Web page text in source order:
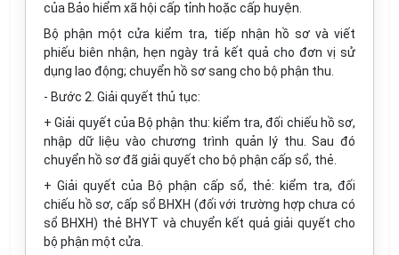
của Bảo hiểm xã hội cấp tỉnh hoặc cấp huyện.
Bộ phận một cửa kiểm tra, tiếp nhận hồ sơ và viết
phiếu biên nhận, hẹn ngày trả kết quả cho đơn vị sử
dụng lao động; chuyển hồ sơ sang cho bộ phận thu.
- Bước 2. Giải quyết thủ tục:
+ Giải quyết của Bộ phận thu: kiểm tra, đối chiếu hồ sơ,
nhập dữ liệu vào chương trình quản lý thu. Sau đó
chuyển hồ sơ đã giải quyết cho bộ phận cấp sổ, thẻ.
+ Giải quyết của Bộ phận cấp sổ, thẻ: kiểm tra, đối
chiếu hồ sơ, cấp sổ BHXH (đối với trường hợp chưa có
sổ BHXH) thẻ BHYT và chuyển kết quả giải quyết cho
bộ phận một cửa.